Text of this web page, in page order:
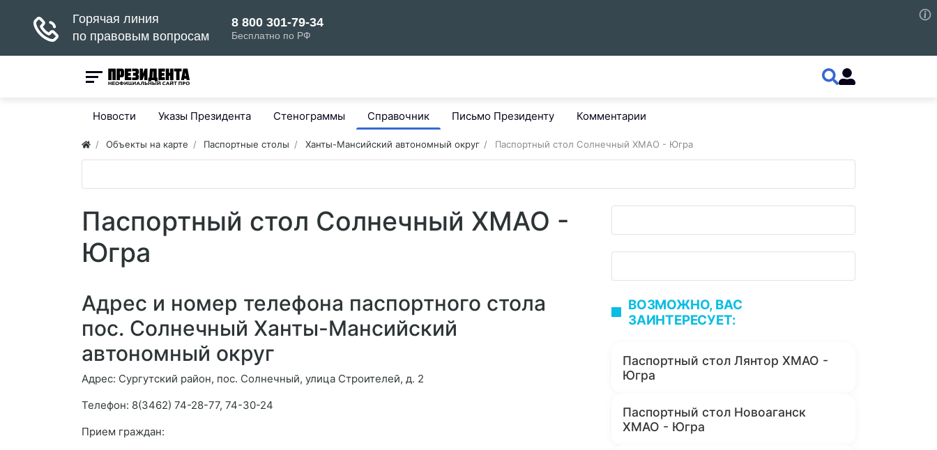
Новости Указы Президента Стенограммы Справочник Письмо Президенту Комментарии
Объекты на карте Паспортные столы Ханты-Мансийский автономный округ Паспортный стол Солнечный ХМАО - Югра
Паспортный стол Солнечный ХМАО -
Югра
Адрес и номер телефона паспортного стола
пос. Солнечный Ханты-Мансийский
автономный округ
Адрес: Сургутский район, пос. Солнечный, улица Строителей, д. 2
Телефон: 8(3462) 74-28-77, 74-30-24
Прием граждан:
ВОЗМОЖНО, ВАС
ЗАИНТЕРЕСУЕТ:
Паспортный стол Лянтор ХМАО -
Югра
Паспортный стол Новоаганск
ХМАО - Югра